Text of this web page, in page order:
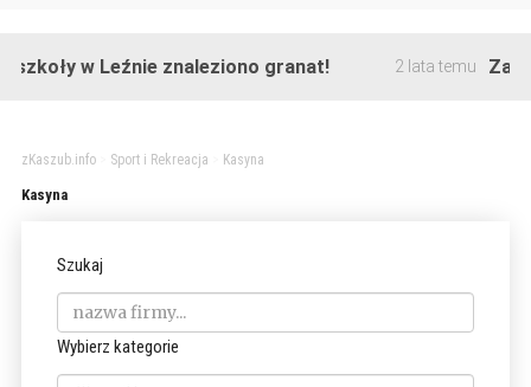
w Leźnie znaleziono granat! 2 lata temu
zKaszub.info> Sport i Rekreacja Kasyna
Kasyna
Szukaj
Wybierz kategorie